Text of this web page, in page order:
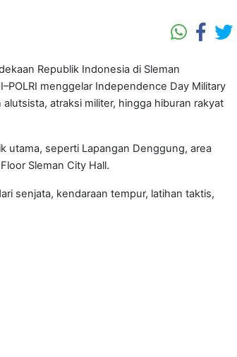
Republik Indonesia di Sleman
menggelar Independence Day Military
atraksi militer, hingga hiburan rakyat
utama, seperti Lapangan Denggung, area
Sleman City Hall.
senjata, kendaraan tempur, latihan taktis,